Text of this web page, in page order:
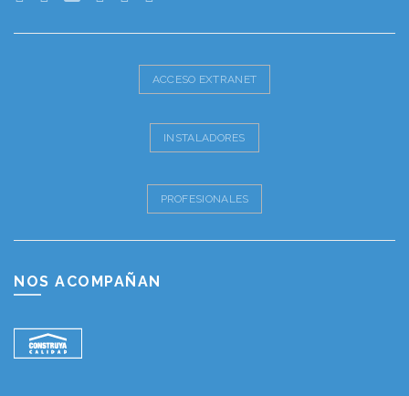
ACCESO EXTRANET
INSTALADORES
PROFESIONALES
NOS ACOMPAÑAN